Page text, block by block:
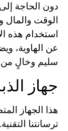
دون الحاجة
الوقت
استخدام هذه
عن الهاوية،
سليم وخالٍ
جهاز
هذا الجهاز
ترسانتنا